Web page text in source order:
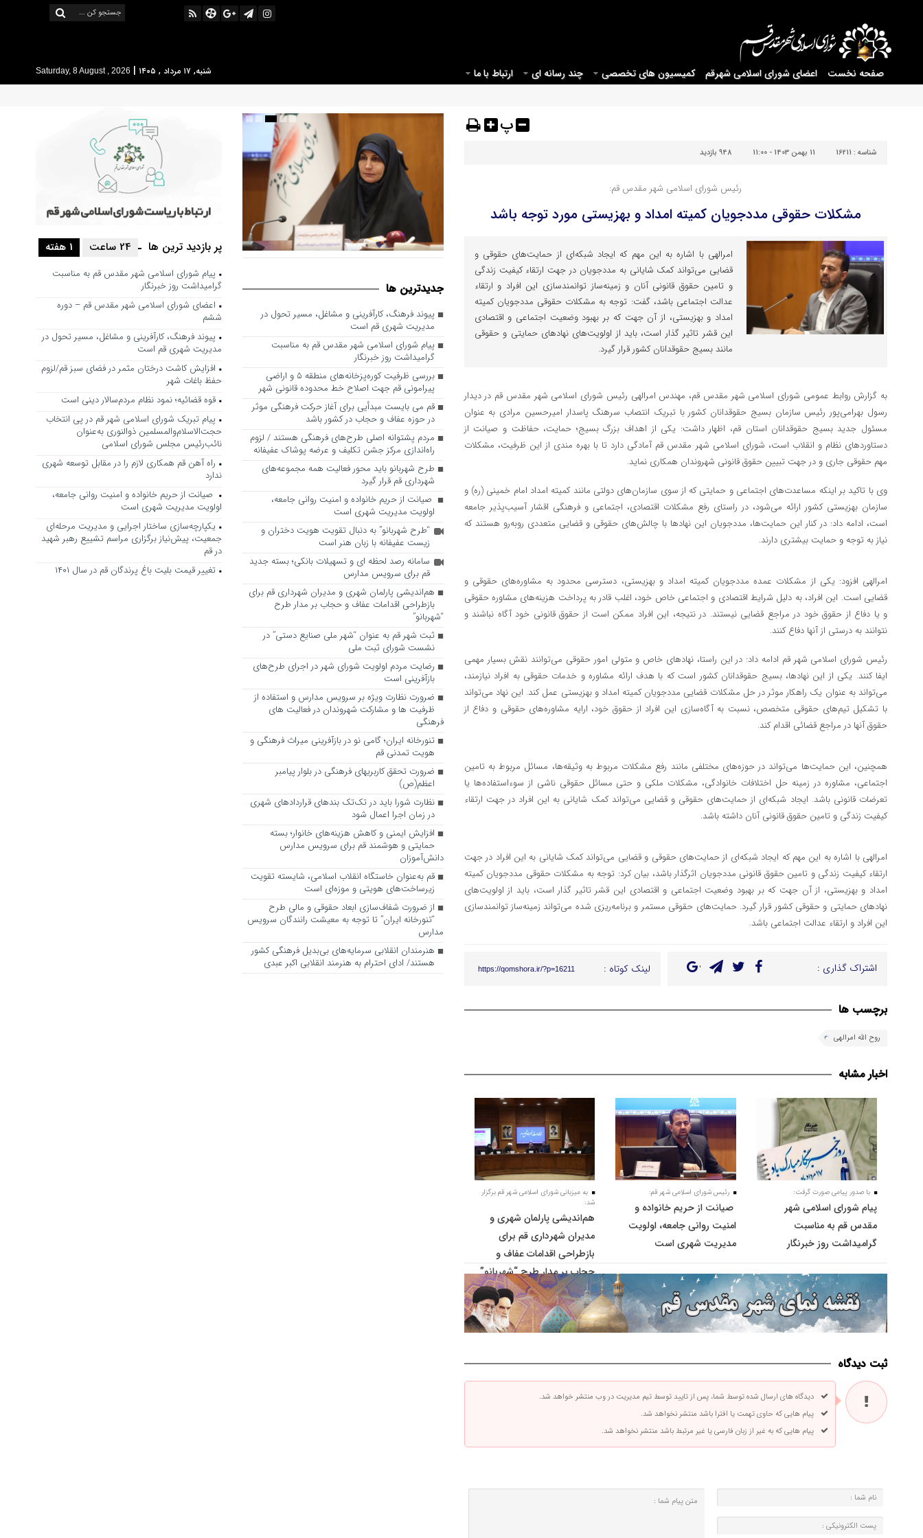
صفحه نخست اعضای شورای اسلامی شهرقم کمیسیون های تخصصی چند رسانه ای ارتباط با ما شنبه, ۱۷ مرداد , ۱۴۰۵ |
Saturday, 8 August , 2026
پ
شناسه : 16211 11 بهمن 1403 - 11:00 948 بازدید
رئیس شورای اسلامی شهر مقدس قم:
مشکلات حقوقی مددجویان کمیته امداد و بهزیستی مورد توجه باشد
امرالهی با اشاره به این مهم که ایجاد شبکه‌ای از حمایت‌های حقوقی و
قضایی می‌تواند کمک شایانی به مددجویان در جهت ارتقاء کیفیت زندگی
و تامین حقوق قانونی آنان و زمینه‌ساز توانمندسازی این افراد و ارتقاء
عدالت اجتماعی باشد، گفت: توجه به مشکلات حقوقی مددجویان کمیته
امداد و بهزیستی، از آن جهت که بر بهبود وضعیت اجتماعی و اقتصادی
این قشر تاثیر گذار است، باید از اولویت‌های نهادهای حمایتی و حقوقی
مانند بسیج حقوقدانان کشور قرار گیرد.
به گزارش روابط عمومی شورای اسلامی شهر مقدس قم، مهندس امرالهی رئیس شورای اسلامی شهر مقدس قم در دیدار
رسول بهرامی‌پور رئیس سازمان بسیج حقوقدانان کشور با تبریک انتصاب سرهنگ پاسدار امیرحسین مرادی به عنوان
مسئول جدید بسیج حقوقدانان استان قم، اظهار داشت: یکی از اهداف بزرگ بسیج؛ حمایت، حفاظت و صیانت از
دستاورد‌های نظام و انقلاب است، شورای اسلامی شهر مقدس قم آمادگی دارد تا با بهره مندی از این ظرفیت، مشکلات
مهم حقوقی جاری و در جهت تبیین حقوق قانونی شهروندان همکاری نماید.
وی با تاکید بر اینکه مساعدت‌های اجتماعی و حمایتی که از سوی سازمان‌های دولتی مانند کمیته امداد امام خمینی (ره) و
سازمان بهزیستی کشور ارائه می‌شود، در راستای رفع مشکلات اقتصادی، اجتماعی و فرهنگی اقشار آسیب‌پذیر جامعه
است، ادامه داد: در کنار این حمایت‌ها، مددجویان این نهادها با چالش‌های حقوقی و قضایی متعددی روبه‌رو هستند که
نیاز به توجه و حمایت بیشتری دارند.
امرالهی افزود: یکی از مشکلات عمده مددجویان کمیته امداد و بهزیستی، دسترسی محدود به مشاوره‌های حقوقی و
قضایی است. این افراد، به دلیل شرایط اقتصادی و اجتماعی خاص خود، اغلب قادر به پرداخت هزینه‌های مشاوره حقوقی
و یا دفاع از حقوق خود در مراجع قضایی نیستند. در نتیجه، این افراد ممکن است از حقوق قانونی خود آگاه نباشند و
نتوانند به درستی از آنها دفاع کنند.
رئیس شورای اسلامی شهر قم ادامه داد: در این راستا، نهادهای خاص و متولی امور حقوقی می‌توانند نقش بسیار مهمی
ایفا کنند. یکی از این نهادها، بسیج حقوقدانان کشور است که با هدف ارائه مشاوره و خدمات حقوقی به افراد نیازمند،
می‌تواند به عنوان یک راهکار موثر در حل مشکلات قضایی مددجویان کمیته امداد و بهزیستی عمل کند. این نهاد می‌تواند
با تشکیل تیم‌های حقوقی متخصص، نسبت به آگاه‌سازی این افراد از حقوق خود، ارایه مشاوره‌های حقوقی و دفاع از
حقوق آنها در مراجع قضائی اقدام کند.
همچنین، این حمایت‌ها می‌تواند در حوزه‌های مختلفی مانند رفع مشکلات مربوط به وثیقه‌ها، مسائل مربوط به تامین
اجتماعی، مشاوره در زمینه حل اختلافات خانوادگی، مشکلات ملکی و حتی مسائل حقوقی ناشی از سوءاستفاده‌ها یا
تعرضات قانونی باشد. ایجاد شبکه‌ای از حمایت‌های حقوقی و قضایی می‌تواند کمک شایانی به این افراد در جهت ارتقاء
کیفیت زندگی و تامین حقوق قانونی آنان داشته باشد.
امرالهی با اشاره به این مهم که ایجاد شبکه‌ای از حمایت‌های حقوقی و قضایی می‌تواند کمک شایانی به این افراد در جهت
ارتقاء کیفیت زندگی و تامین حقوق قانونی مددجویان اثرگذار باشد، بیان کرد: توجه به مشکلات حقوقی مددجویان کمیته
امداد و بهزیستی، از آن جهت که بر بهبود وضعیت اجتماعی و اقتصادی این قشر تاثیر گذار است، باید از اولویت‌های
نهادهای حمایتی و حقوقی کشور قرار گیرد. حمایت‌های حقوقی مستمر و برنامه‌ریزی شده می‌تواند زمینه‌ساز توانمندسازی
این افراد و ارتقاء عدالت اجتماعی باشد.
اشتراک گذاری : لینک کوتاه : https://qomshora.ir/?p=16211
برچسب ها
روح الله امرالهی
اخبار مشابه
با صدور پیامی صورت گرفت:
پیام شورای اسلامی شهر
مقدس قم به مناسبت
گرامیداشت روز خبرنگار
رئیس شورای اسلامی شهر قم:
صیانت از حریم خانواده و
امنیت روانی جامعه، اولویت
مدیریت شهری است
به میزبانی شورای اسلامی شهر قم برگزار
شد:
هم‌اندیشی پارلمان شهری و
مدیران شهرداری قم برای
بازطراحی اقدامات عفاف و
حجاب بر مدار طرح “شهربانو”
ثبت دیدگاه
دیدگاه های ارسال شده توسط شما، پس از تایید توسط تیم مدیریت در وب منتشر خواهد شد.
پیام هایی که حاوی تهمت یا افترا باشد منتشر نخواهد شد.
پیام هایی که به غیر از زبان فارسی یا غیر مرتبط باشد منتشر نخواهد شد.
جديدترين ها
پیوند فرهنگ، کارآفرینی و مشاغل، مسیر تحول در
مدیریت شهری قم است
پیام شورای اسلامی شهر مقدس قم به مناسبت
گرامیداشت روز خبرنگار
بررسی ظرفیت کوره‌پزخانه‌های منطقه ۵ و اراضی
پیرامونی قم جهت اصلاح خط محدوده قانونی شهر
قم می بایست مبدأیی برای آغاز حرکت فرهنگی موثر
در حوزه عفاف و حجاب در کشور باشد
مردم پشتوانه اصلی طرح‌های فرهنگی هستند / لزوم
راه‌اندازی مرکز جشن تکلیف و عرضه پوشاک عفیفانه
طرح شهربانو باید محور فعالیت همه مجموعه‌های
شهرداری قم قرار گیرد
صیانت از حریم خانواده و امنیت روانی جامعه،
اولویت مدیریت شهری است
“طرح شهربانو” به دنبال تقویت هویت دختران و
زیست عفیفانه با زبان هنر است
سامانه رصد لحظه ای و تسهیلات بانکی؛ بسته جدید
قم برای سرویس مدارس
هم‌اندیشی پارلمان شهری و مدیران شهرداری قم برای
بازطراحی اقدامات عفاف و حجاب بر مدار طرح
“شهربانو”
ثبت شهر قم به عنوان “شهر ملی صنایع دستی” در
نشست شورای ثبت ملی
رضایت مردم اولویت شورای شهر در اجرای طرح‌های
بازآفرینی است
ضرورت نظارت ویژه بر سرویس مدارس و استفاده از
ظرفیت ها و مشارکت شهروندان در فعالیت های
فرهنگی
تنورخانه ایران؛ گامی نو در بازآفرینی میراث فرهنگی و
هویت تمدنی قم
ضرورت تحقق کاربری­های فرهنگی در بلوار پیامبر
اعظم(ص)
نظارت شورا باید در تک‌تک بندهای قراردادهای شهری
در زمان اجرا اعمال شود
افزایش ایمنی و کاهش هزینه‌های خانوار؛ بسته
حمایتی و هوشمند قم برای سرویس مدارس
دانش‌آموزان
قم به‌عنوان خاستگاه انقلاب اسلامی، شایسته تقویت
زیرساخت‌های هویتی و موزه‌ای است
از ضرورت شفاف‌سازی ابعاد حقوقی و مالی طرح
“تنورخانه ایران” تا توجه به معیشت رانندگان سرویس
مدارس
هنرمندان انقلابی سرمایه‌های بی‌بدیل فرهنگی کشور
هستند/ ادای احترام به هنرمند انقلابی اکبر عبدی
پر بازدید ترین ها 1 هفته 24 ساعت
پیام شورای اسلامی شهر مقدس قم به مناسبت
گرامیداشت روز خبرنگار
اعضای شورای اسلامی شهر مقدس قم – دوره
ششم
پیوند فرهنگ، کارآفرینی و مشاغل، مسیر تحول در
مدیریت شهری قم است
افزایش کاشت درختان مثمر در فضای سبز قم/لزوم
حفظ باغات شهر
قوه قضائیه؛ نمود نظام مردم‌سالار دینی است
پیام تبریک شورای اسلامی شهر قم در پی انتخاب
حجت‌الاسلام‌والمسلمین ذوالنوری به‌عنوان
نائب‌رئیس مجلس شورای اسلامی
راه آهن قم همکاری لازم را در مقابل توسعه شهری
ندارد
صیانت از حریم خانواده و امنیت روانی جامعه،
اولویت مدیریت شهری است
یکپارچه‌سازی ساختار اجرایی و مدیریت مرحله‌ای
جمعیت، پیش‌نیاز برگزاری مراسم تشییع رهبر شهید
در قم
تغییر قیمت بلیت باغ پرندگان قم در سال ۱۴۰۱